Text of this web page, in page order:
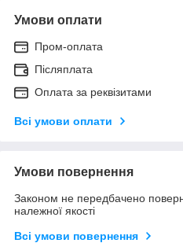
Умови оплати
Пром-оплата
Післяплата
Оплата за реквізитами
Всі умови оплати
Умови повернення
Законом не передбачено
належної якості
Всі умови повернення